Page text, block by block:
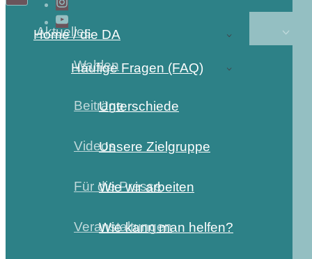
Aktuelles
Wahlen
Beiträge
Videos
Für die Presse
Veranstaltungen
Home / die DA
Häufige Fragen (FAQ)
Unterschiede
Unsere Zielgruppe
Wie wir arbeiten
Wie kann man helfen?